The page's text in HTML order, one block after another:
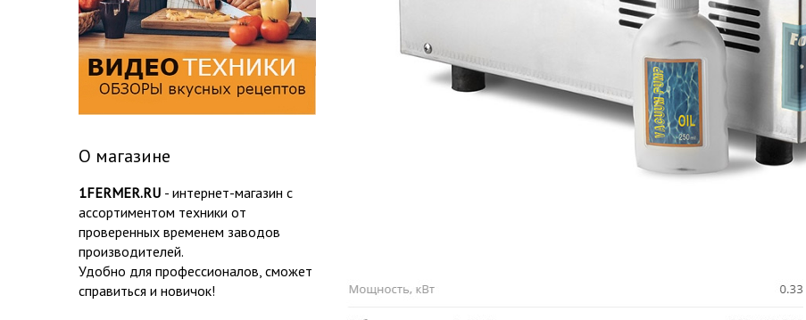
О магазине
1FERMER.RU - интернет-магазин с
ассортиментом техники от
проверенных временем заводов
производителей.
Удобно для профессионалов, сможет
справиться и новичок!